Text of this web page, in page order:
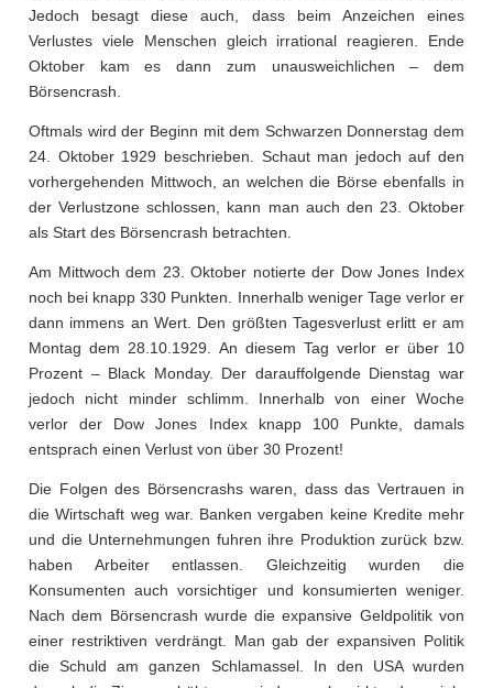
Jedoch besagt diese auch, dass beim Anzeichen eines
Verlustes viele Menschen gleich irrational reagieren. Ende
Oktober kam es dann zum unausweichlichen – dem
Börsencrash.
Oftmals wird der Beginn mit dem Schwarzen Donnerstag dem
24. Oktober 1929 beschrieben. Schaut man jedoch auf den
vorhergehenden Mittwoch, an welchen die Börse ebenfalls in
der Verlustzone schlossen, kann man auch den 23. Oktober
als Start des Börsencrash betrachten.
Am Mittwoch dem 23. Oktober notierte der Dow Jones Index
noch bei knapp 330 Punkten. Innerhalb weniger Tage verlor er
dann immens an Wert. Den größten Tagesverlust erlitt er am
Montag dem 28.10.1929. An diesem Tag verlor er über 10
Prozent – Black Monday. Der darauffolgende Dienstag war
jedoch nicht minder schlimm. Innerhalb von einer Woche
verlor der Dow Jones Index knapp 100 Punkte, damals
entsprach einen Verlust von über 30 Prozent!
Die Folgen des Börsencrashs waren, dass das Vertrauen in
die Wirtschaft weg war. Banken vergaben keine Kredite mehr
und die Unternehmungen fuhren ihre Produktion zurück bzw.
haben Arbeiter entlassen. Gleichzeitig wurden die
Konsumenten auch vorsichtiger und konsumierten weniger.
Nach dem Börsencrash wurde die expansive Geldpolitik von
einer restriktiven verdrängt. Man gab der expansiven Politik
die Schuld am ganzen Schlamassel. In den USA wurden